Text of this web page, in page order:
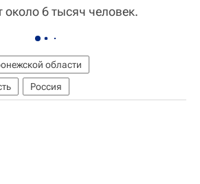
6 тысяч человек.
области
Россия